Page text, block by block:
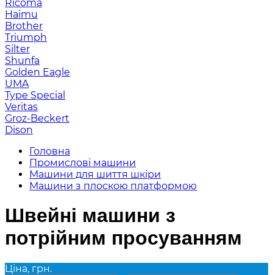
Ricoma
Haimu
Brother
Triumph
Silter
Shunfa
Golden Eagle
UMA
Type Special
Veritas
Groz-Beckert
Dison
Головна
Промислові машини
Машини для шиття шкіри
Машини з плоскою платформою
Швейні машини з
потрійним просуванням
Ціна, грн.